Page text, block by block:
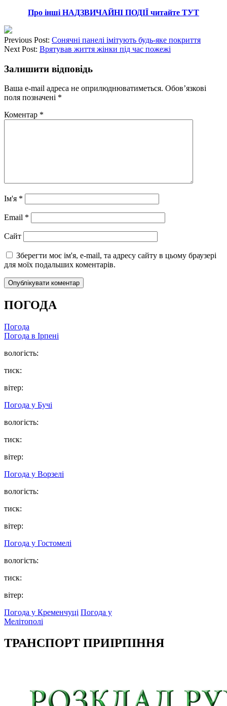
Про інші НАДЗВИЧАЙНІ ПОДІЇ читайте ТУТ
Previous Post: Сонячні панелі імітують будь-яке покриття
Next Post: Врятував життя жінки під час пожежі
Залишити відповідь
Ваша e-mail адреса не оприлюднюватиметься. Обов’язкові
поля позначені *
Коментар *
Ім'я *
Email *
Сайт
Зберегти моє ім'я, e-mail, та адресу сайту в цьому браузері
для моїх подальших коментарів.
ПОГОДА
Погода
Погода в Ірпені
вологість:
тиск:
вітер:
Погода у Бучі
вологість:
тиск:
вітер:
Погода у Ворзелі
вологість:
тиск:
вітер:
Погода у Гостомелі
вологість:
тиск:
вітер:
Погода у Кременчуці Погода у
Мелітополі
ТРАНСПОРТ ПРИІРПІННЯ